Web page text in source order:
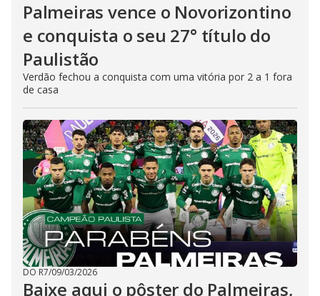
Palmeiras vence o Novorizontino
e conquista o seu 27° título do
Paulistão
Verdão fechou a conquista com uma vitória por 2 a 1 fora
de casa
DO R7/09/03/2026
Baixe aqui o pôster do Palmeiras,